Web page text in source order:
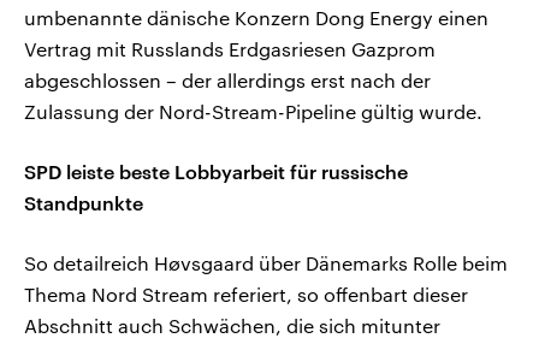
umbenannte dänische Konzern Dong Energy einen
Vertrag mit Russlands Erdgasriesen Gazprom
abgeschlossen – der allerdings erst nach der
Zulassung der Nord-Stream-Pipeline gültig wurde.
SPD leiste beste Lobbyarbeit für russische
Standpunkte
So detailreich Høvsgaard über Dänemarks Rolle beim
Thema Nord Stream referiert, so offenbart dieser
Abschnitt auch Schwächen, die sich mitunter